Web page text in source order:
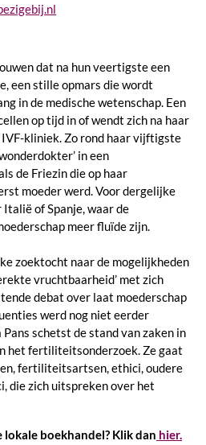
dat na hun veertigste een
een stille opmars die wordt
in de medische wetenschap. Een
op tijd in of wendt zich na haar
kliniek. Zo rond haar vijftigste
in een
de Friezin die op haar
moeder werd. Voor dergelijke
of Spanje, waar de
meer fluïde zijn.
zoektocht naar de mogelijkheden
vruchtbaarheid’ met zich
debat over laat moederschap
werd nog niet eerder
schetst de stand van zaken in
het fertiliteitsonderzoek. Ze gaat
fertiliteitsartsen, ethici, oudere
die zich uitspreken over het
boekhandel? Klik dan hier.